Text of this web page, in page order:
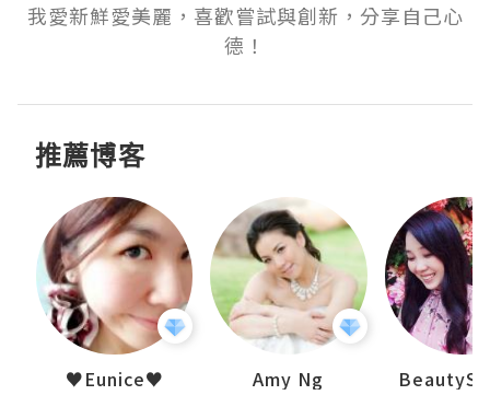
我愛新鮮愛美麗，喜歡嘗試與創新，分享自己心
德！
推薦博客
♥Eunice♥ Amy Ng